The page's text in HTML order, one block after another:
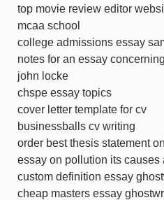
top movie review editor
mcaa school
college admissions essay
notes for an essay
john locke
chspe essay topics
cover letter template for cv
businessballs cv writing
order best thesis statement
essay on pollution its causes
custom definition essay
cheap masters essay